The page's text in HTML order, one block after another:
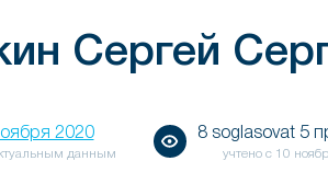
Сергей
2020
данным
8 soglasovat 5
учтено с 10